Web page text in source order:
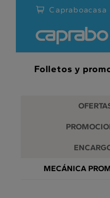
Promociones
descuentos
Capraboacasa
Folletos y
MECÁNICA